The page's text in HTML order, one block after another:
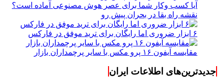
آیا کسب وکار شما برای عصر هوش مصنوعی آماده است؟
نقشه راه بقا در بحران پیش رو
۶ ابزار ضروری اما رایگان برای ترید موفق در فارکس
مقایسه آیفون ۱۶ پرو مکس با سایر پرچمداران بازار
جدیدترین‌های اطلاعات ایران